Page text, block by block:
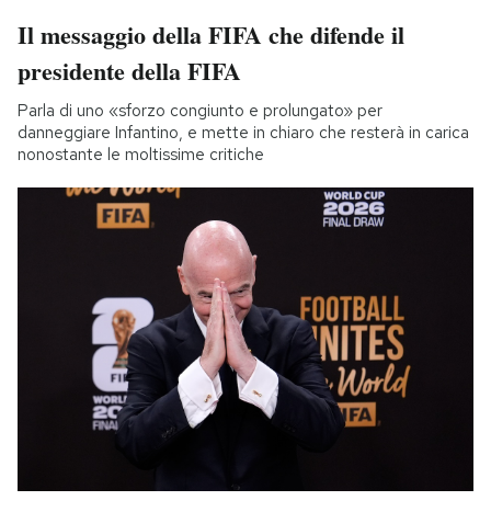
Il messaggio della FIFA che difende il
presidente della FIFA
Parla di uno «sforzo congiunto e prolungato» per
danneggiare Infantino, e mette in chiaro che resterà in carica
nonostante le moltissime critiche